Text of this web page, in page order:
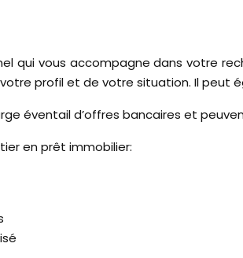
qui vous accompagne dans votre
profil et de votre situation. Il peut
éventail d’offres bancaires et
en prêt immobilier: